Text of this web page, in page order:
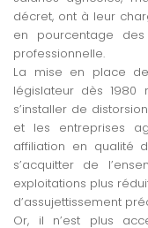
décret, ont à leur
en pourcentage
professionnelle.
La mise en place
législateur dès
s’installer de
et les entreprises
affiliation en qualité
s’acquitter de
exploitations plus
d’assujettissement
Or, il n’est plus